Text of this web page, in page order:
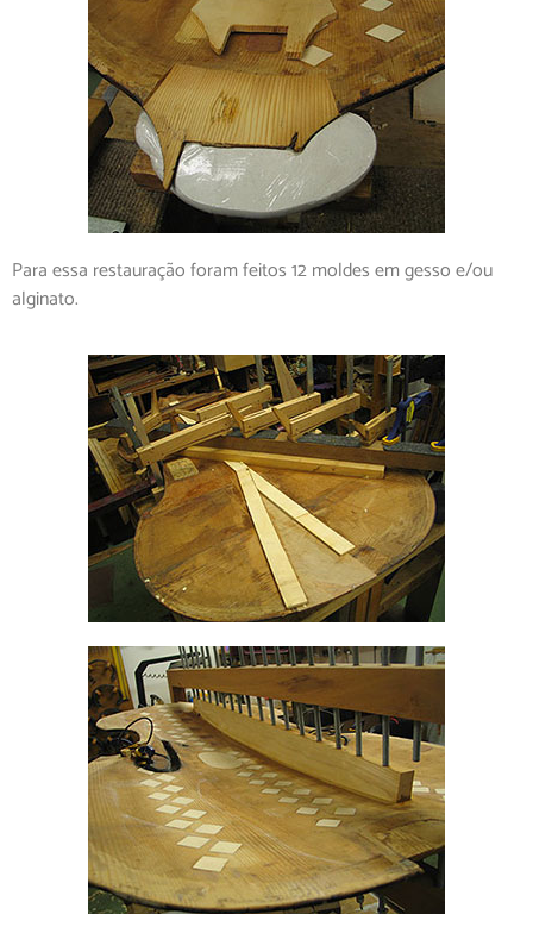
Para essa restauração foram feitos 12 moldes em gesso e/ou
alginato.